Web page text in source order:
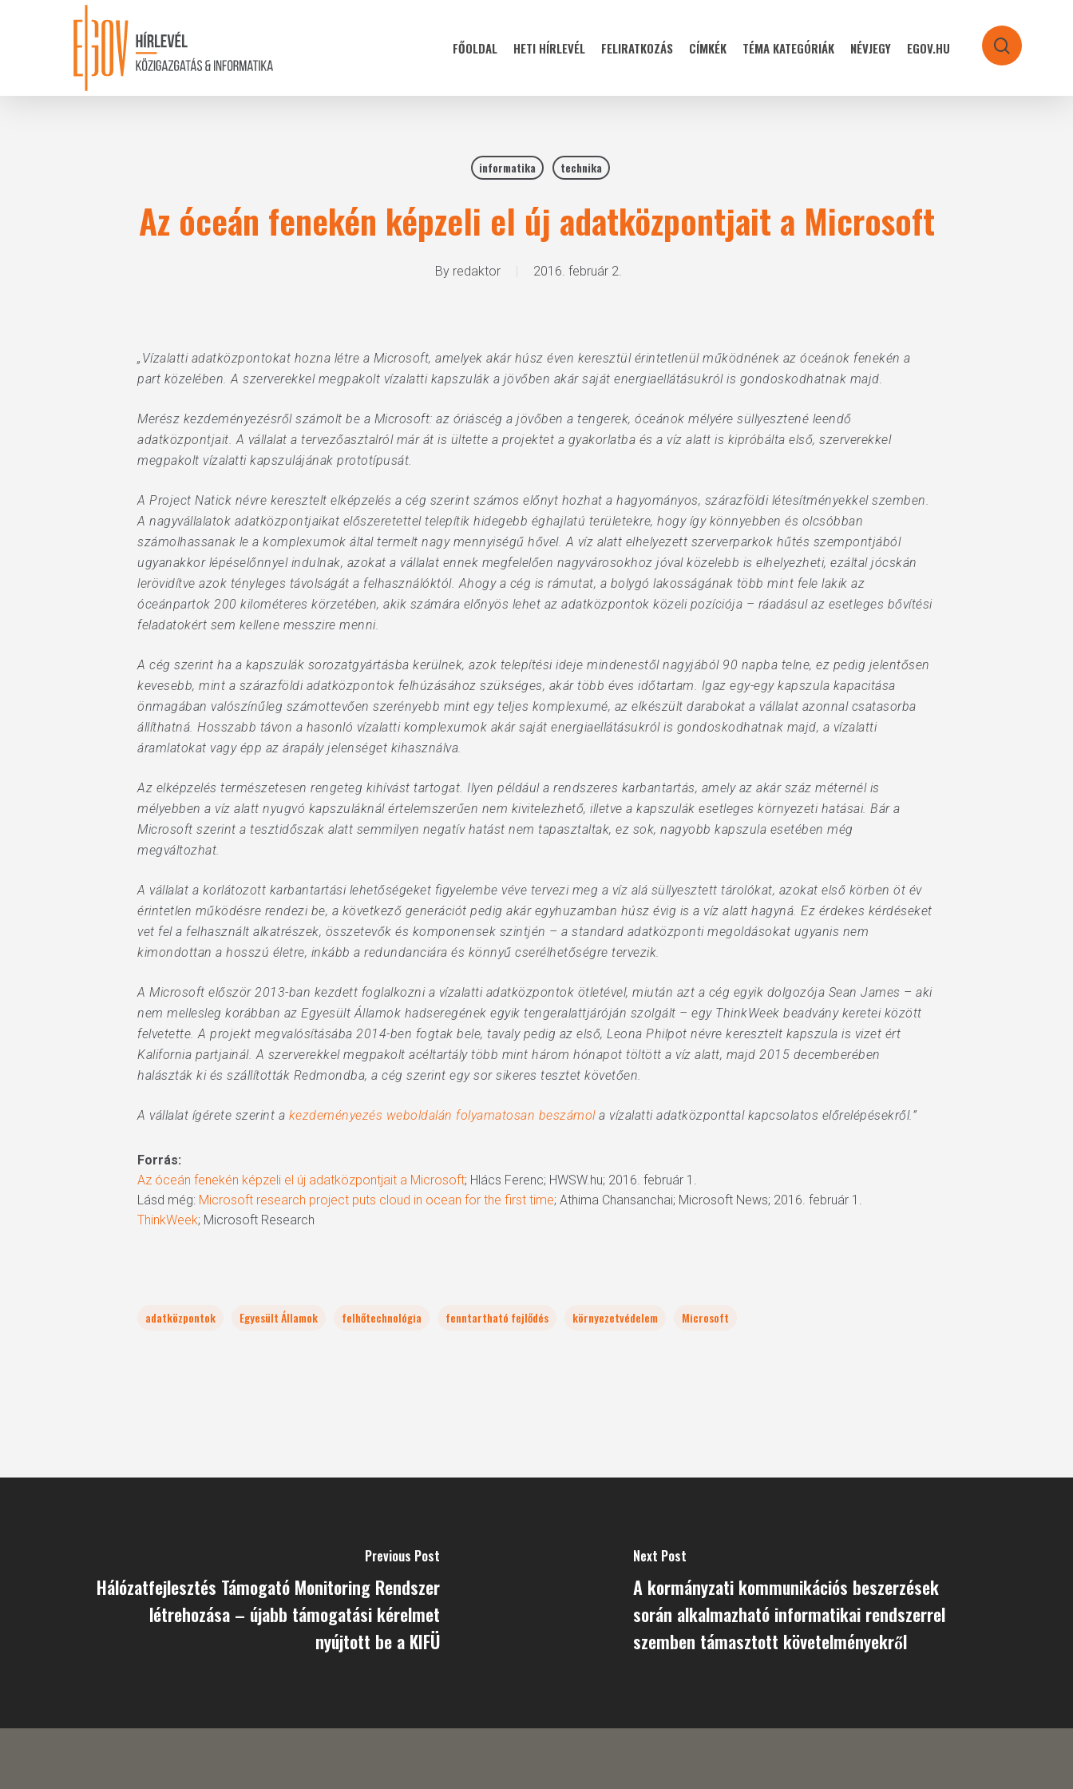
FŐOLDAL HETI HÍRLEVÉL FELIRATKOZÁS CÍMKÉK TÉMA KATEGÓRIÁK NÉVJEGY EGOV.HU search
informatika technika
Az óceán fenekén képzeli el új adatközpontjait a Microsoft
By redaktor 2016. február 2.
„Vízalatti adatközpontokat hozna létre a Microsoft, amelyek akár húsz éven keresztül érintetlenül működnének az óceánok fenekén a
part közelében. A szerverekkel megpakolt vízalatti kapszulák a jövőben akár saját energiaellátásukról is gondoskodhatnak majd.
Merész kezdeményezésről számolt be a Microsoft: az óriáscég a jövőben a tengerek, óceánok mélyére süllyesztené leendő
adatközpontjait. A vállalat a tervezőasztalról már át is ültette a projektet a gyakorlatba és a víz alatt is kipróbálta első, szerverekkel
megpakolt vízalatti kapszulájának prototípusát.
A Project Natick névre keresztelt elképzelés a cég szerint számos előnyt hozhat a hagyományos, szárazföldi létesítményekkel szemben.
A nagyvállalatok adatközpontjaikat előszeretettel telepítik hidegebb éghajlatú területekre, hogy így könnyebben és olcsóbban
számolhassanak le a komplexumok által termelt nagy mennyiségű hővel. A víz alatt elhelyezett szerverparkok hűtés szempontjából
ugyanakkor lépéselőnnyel indulnak, azokat a vállalat ennek megfelelően nagyvárosokhoz jóval közelebb is elhelyezheti, ezáltal jócskán
lerövidítve azok tényleges távolságát a felhasználóktól. Ahogy a cég is rámutat, a bolygó lakosságának több mint fele lakik az
óceánpartok 200 kilométeres körzetében, akik számára előnyös lehet az adatközpontok közeli pozíciója – ráadásul az esetleges bővítési
feladatokért sem kellene messzire menni.
A cég szerint ha a kapszulák sorozatgyártásba kerülnek, azok telepítési ideje mindenestől nagyjából 90 napba telne, ez pedig jelentősen
kevesebb, mint a szárazföldi adatközpontok felhúzásához szükséges, akár több éves időtartam. Igaz egy-egy kapszula kapacitása
önmagában valószínűleg számottevően szerényebb mint egy teljes komplexumé, az elkészült darabokat a vállalat azonnal csatasorba
állíthatná. Hosszabb távon a hasonló vízalatti komplexumok akár saját energiaellátásukról is gondoskodhatnak majd, a vízalatti
áramlatokat vagy épp az árapály jelenséget kihasználva.
Az elképzelés természetesen rengeteg kihívást tartogat. Ilyen például a rendszeres karbantartás, amely az akár száz méternél is
mélyebben a víz alatt nyugvó kapszuláknál értelemszerűen nem kivitelezhető, illetve a kapszulák esetleges környezeti hatásai. Bár a
Microsoft szerint a tesztidőszak alatt semmilyen negatív hatást nem tapasztaltak, ez sok, nagyobb kapszula esetében még
megváltozhat.
A vállalat a korlátozott karbantartási lehetőségeket figyelembe véve tervezi meg a víz alá süllyesztett tárolókat, azokat első körben öt év
érintetlen működésre rendezi be, a következő generációt pedig akár egyhuzamban húsz évig is a víz alatt hagyná. Ez érdekes kérdéseket
vet fel a felhasznált alkatrészek, összetevők és komponensek szintjén – a standard adatközponti megoldásokat ugyanis nem
kimondottan a hosszú életre, inkább a redundanciára és könnyű cserélhetőségre tervezik.
A Microsoft először 2013-ban kezdett foglalkozni a vízalatti adatközpontok ötletével, miután azt a cég egyik dolgozója Sean James – aki
nem mellesleg korábban az Egyesült Államok hadseregének egyik tengeralattjáróján szolgált – egy ThinkWeek beadvány keretei között
felvetette. A projekt megvalósításába 2014-ben fogtak bele, tavaly pedig az első, Leona Philpot névre keresztelt kapszula is vizet ért
Kalifornia partjainál. A szerverekkel megpakolt acéltartály több mint három hónapot töltött a víz alatt, majd 2015 decemberében
halászták ki és szállították Redmondba, a cég szerint egy sor sikeres tesztet követően.
A vállalat ígérete szerint a kezdeményezés weboldalán folyamatosan beszámola vízalatti adatközponttal kapcsolatos előrelépésekről.”
Forrás:
Az óceán fenekén képzeli el új adatközpontjait a Microsoft; Hlács Ferenc; HWSW.hu; 2016. február 1.
Lásd még: Microsoft research project puts cloud in ocean for the first time; Athima Chansanchai; Microsoft News; 2016. február 1.
ThinkWeek; Microsoft Research
adatközpontok Egyesült Államok felhőtechnológia fenntartható fejlődés környezetvédelem Microsoft
Previous Post
Hálózatfejlesztés Támogató Monitoring Rendszer
létrehozása – újabb támogatási kérelmet
nyújtott be a KIFÜ
Next Post
A kormányzati kommunikációs beszerzések
során alkalmazható informatikai rendszerrel
szemben támasztott követelményekről